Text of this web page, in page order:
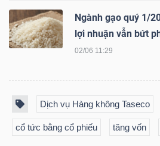
Ngành gạo quý 1/
lợi nhuận vẫn bứt
02/06 11:29
Dịch vụ Hàng không Taseco
cổ tức bằng cổ phiếu tăng vốn
SECTOR